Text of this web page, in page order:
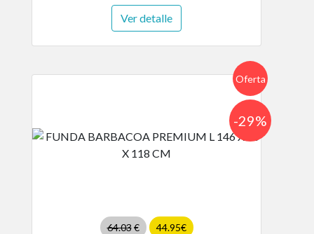
Ver detalle
Oferta
64.03€ 44.95€
-29%